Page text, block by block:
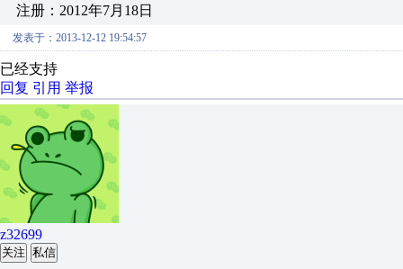
注册：2012年7月18日
发表于：2013-12-12 19:54:57
已经支持
回复 引用 举报
z32699
关注 私信